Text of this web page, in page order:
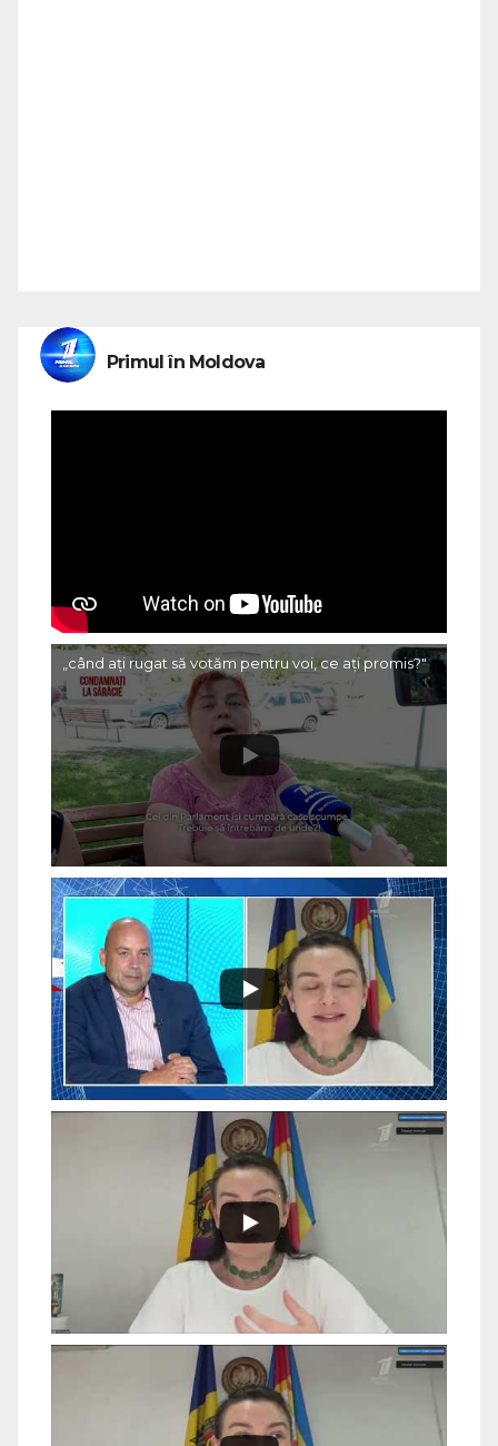
Primul în Moldova
„când ați rugat să votăm pentru voi, ce ați promis?"